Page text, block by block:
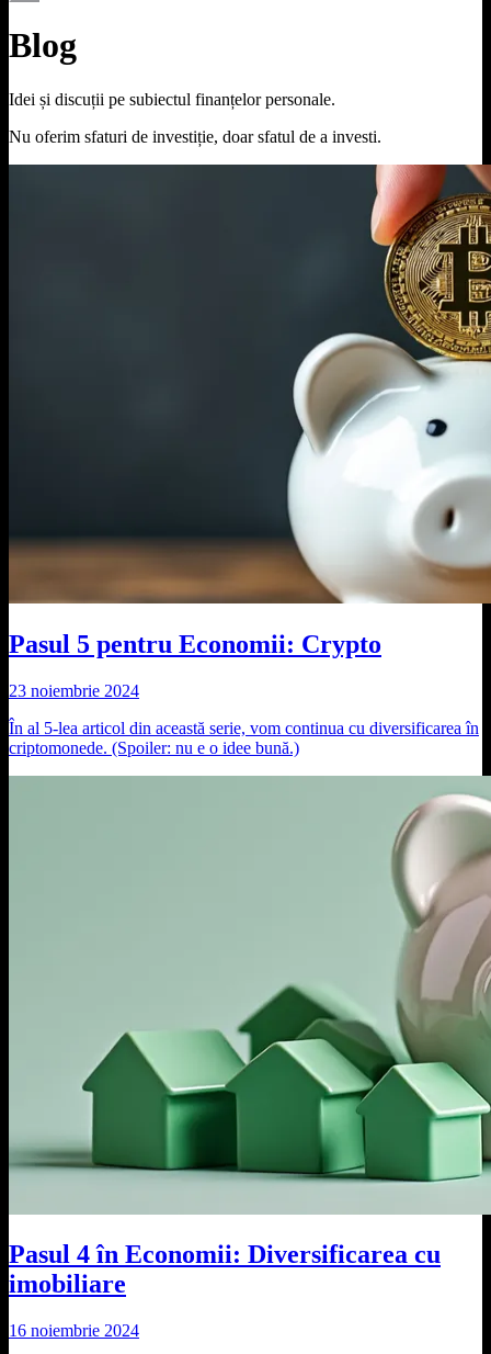
Blog
Idei și discuții pe subiectul finanțelor personale.
Nu oferim sfaturi de investiție, doar sfatul de a investi.
Pasul 5 pentru Economii: Crypto
23 noiembrie 2024
În al 5-lea articol din această serie, vom continua cu diversificarea în
criptomonede. (Spoiler: nu e o idee bună.)
Pasul 4 în Economii: Diversificarea cu
imobiliare
16 noiembrie 2024